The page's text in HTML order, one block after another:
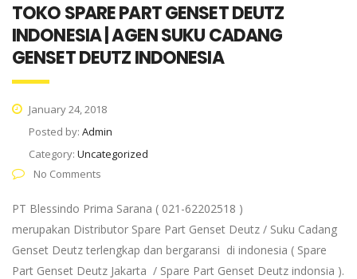
TOKO SPARE PART GENSET DEUTZ
INDONESIA | AGEN SUKU CADANG
GENSET DEUTZ INDONESIA
January 24, 2018
Posted by: Admin
Category: Uncategorized
No Comments
PT Blessindo Prima Sarana ( 021-62202518 )
merupakan Distributor Spare Part Genset Deutz / Suku Cadang
Genset Deutz terlengkap dan bergaransi di indonesia ( Spare
Part Genset Deutz Jakarta / Spare Part Genset Deutz indonsia ).